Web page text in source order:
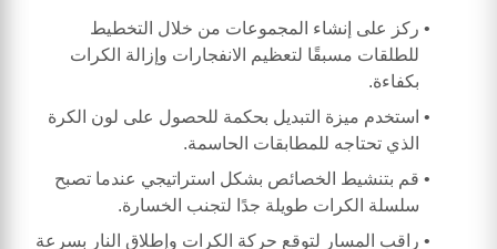
ركز على إنشاء المجموعات من خلال التخطيط
للطلقات مسبقًا لتعظيم الانفجارات وإزالة الكرات
بكفاءة.
استخدم ميزة التبديل بحكمة للحصول على لون الكرة
الذي تحتاجه للمطابقات الحاسمة.
قم بتنشيط الخصائص بشكل استراتيجي عندما تصبح
سلسلة الكرات طويلة جدًا لتجنب الخسارة.
راقب المسار لتوقع حركة الكرات وإطلاق النار بسرعة